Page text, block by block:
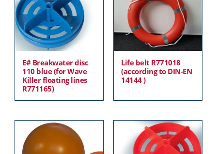
E# Breakwater disc
110 blue (for Wave
Killer floating lines
R771165)
Life belt R771018
(according to DIN-EN
14144 )